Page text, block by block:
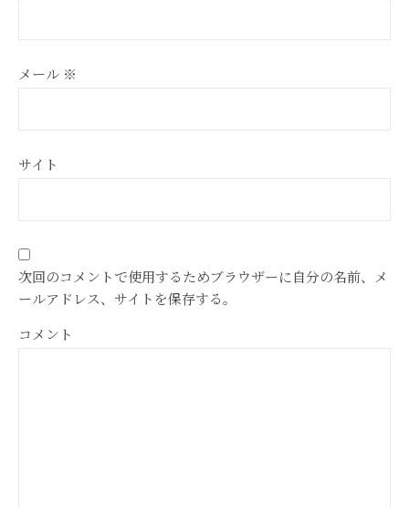
メール ※
サイト
次回のコメントで使用するためブラウザーに自分の名前、メ
ールアドレス、サイトを保存する。
コメント